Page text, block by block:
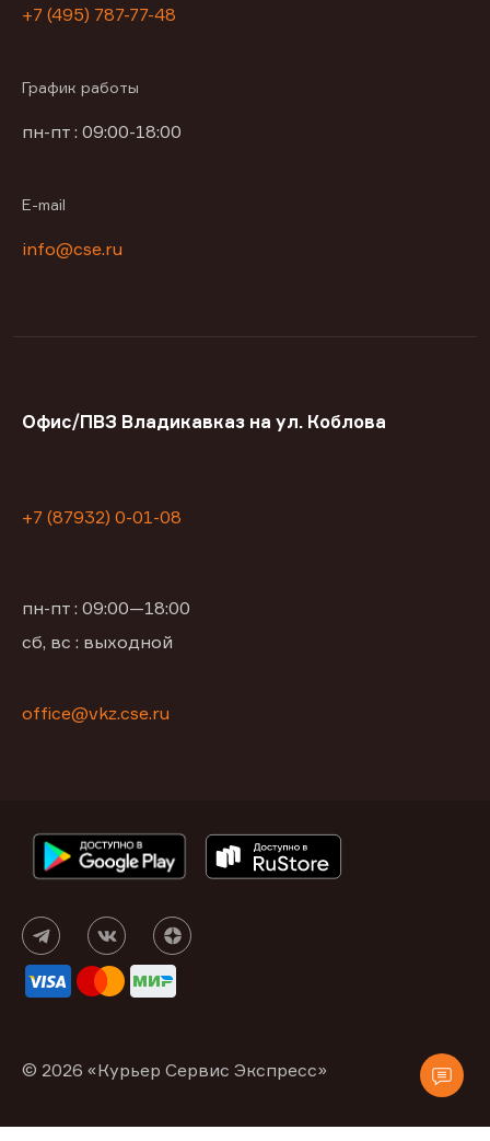
+7 (495) 787-77-48
График работы
пн-пт : 09:00-18:00
E-mail
info@cse.ru
Офис/ПВЗ Владикавказ на ул. Коблова
+7 (87932) 0-01-08
пн-пт : 09:00—18:00
сб, вс : выходной
office@vkz.cse.ru
© 2026 «Курьер Сервис Экспресс»